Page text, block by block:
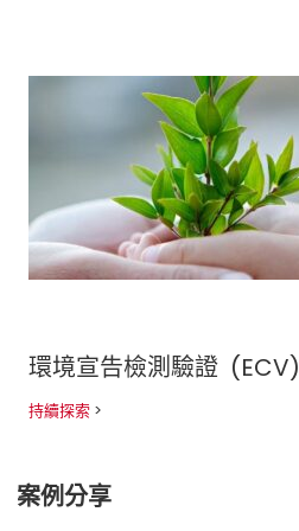
環境宣告檢測驗證 (ECV)
持續探索 >
案例分享